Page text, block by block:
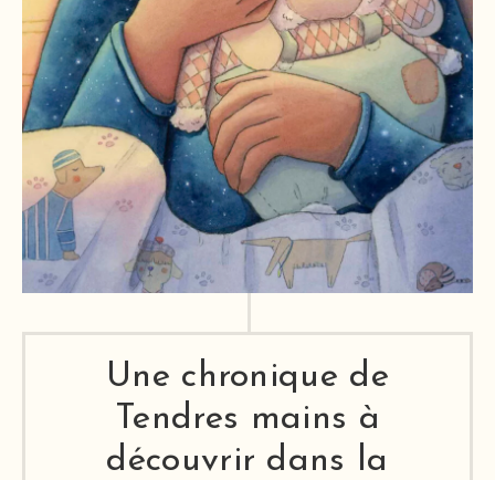
Une chronique de
Tendres mains à
découvrir dans la